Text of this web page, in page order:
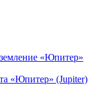
«Юпитер»
«Юпитер» (Jupiter)